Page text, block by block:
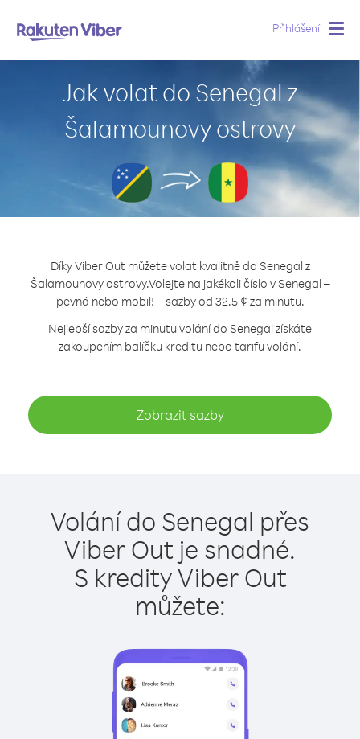
Přihlášení
Jak volat do Senegal z
Šalamounovy ostrovy
Díky Viber Out můžete volat kvalitně do Senegal z
Šalamounovy ostrovy.Volejte na jakékoli číslo v Senegal –
pevná nebo mobil! – sazby od 32.5 ¢ za minutu.
Nejlepší sazby za minutu volání do Senegal získáte
zakoupením balíčku kreditu nebo tarifu volání.
Zobrazit sazby
Volání do Senegal přes
Viber Out je snadné.
S kredity Viber Out
můžete: